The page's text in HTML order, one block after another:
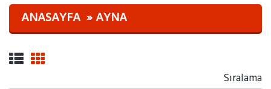
ANASAYFA AYNA
Sıralama